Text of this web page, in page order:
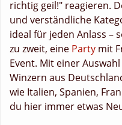
richtig geil!" reagieren.
und verständliche
ideal für jeden Anlass –
zu zweit, eine Party mit
Event. Mit einer
Winzern aus
wie Italien, Spanien,
du hier immer etwas